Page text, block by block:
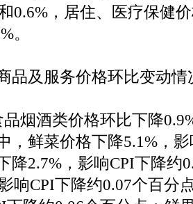
0.6%，居住、医疗保健
。
及服务价格环比变动情
酒类价格环比下降
，鲜菜价格下降5.1%，
降2.7%，影响CPI下降约
响CPI下降约0.07个百分